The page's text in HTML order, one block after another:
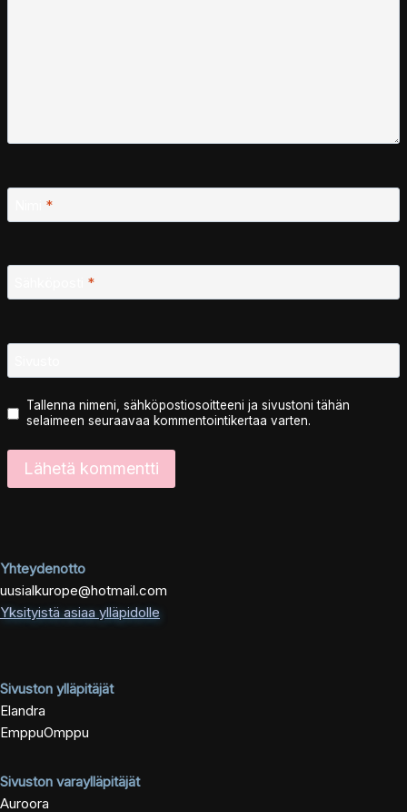
*
*
Tallenna nimeni, sähköpostiosoitteeni ja sivustoni tähän
selaimeen seuraavaa kommentointikertaa varten.
Yhteydenotto
uusialkurope@hotmail.com
Yksityistä asiaa ylläpidolle
Sivuston ylläpitäjät
Elandra
EmppuOmppu
Sivuston varaylläpitäjät
Auroora